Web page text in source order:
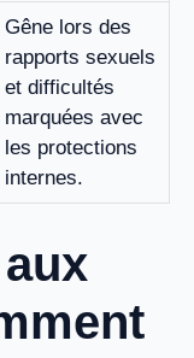
Gêne lors des
rapports sexuels
et difficultés
marquées avec
les protections
internes.